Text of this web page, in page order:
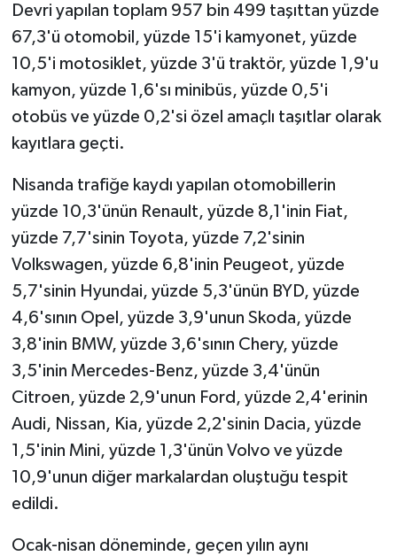
Devri yapılan toplam 957 bin 499 taşıttan yüzde
67,3'ü otomobil, yüzde 15'i kamyonet, yüzde
10,5'i motosiklet, yüzde 3'ü traktör, yüzde 1,9'u
kamyon, yüzde 1,6'sı minibüs, yüzde 0,5'i
otobüs ve yüzde 0,2'si özel amaçlı taşıtlar olarak
kayıtlara geçti.
Nisanda trafiğe kaydı yapılan otomobillerin
yüzde 10,3'ünün Renault, yüzde 8,1'inin Fiat,
yüzde 7,7'sinin Toyota, yüzde 7,2'sinin
Volkswagen, yüzde 6,8'inin Peugeot, yüzde
5,7'sinin Hyundai, yüzde 5,3'ünün BYD, yüzde
4,6'sının Opel, yüzde 3,9'unun Skoda, yüzde
3,8'inin BMW, yüzde 3,6'sının Chery, yüzde
3,5'inin Mercedes-Benz, yüzde 3,4'ünün
Citroen, yüzde 2,9'unun Ford, yüzde 2,4'erinin
Audi, Nissan, Kia, yüzde 2,2'sinin Dacia, yüzde
1,5'inin Mini, yüzde 1,3'ünün Volvo ve yüzde
10,9'unun diğer markalardan oluştuğu tespit
edildi.
Ocak-nisan döneminde, geçen yılın aynı